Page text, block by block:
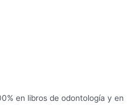
en libros de odontología y en